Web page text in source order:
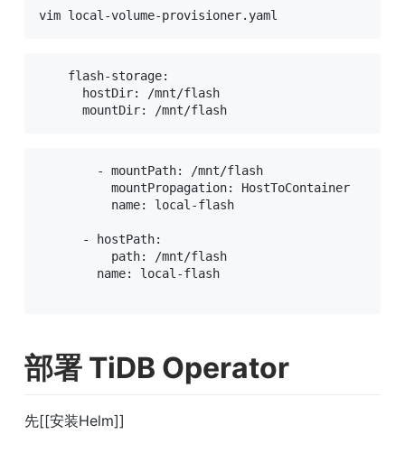
vim local-volume-provisioner.yaml
    flash-storage:
      hostDir: /mnt/flash
      mountDir: /mnt/flash
        - mountPath: /mnt/flash
          mountPropagation: HostToContainer
          name: local-flash
      - hostPath:
          path: /mnt/flash
        name: local-flash
部署 TiDB Operator
先[[安装Helm]]